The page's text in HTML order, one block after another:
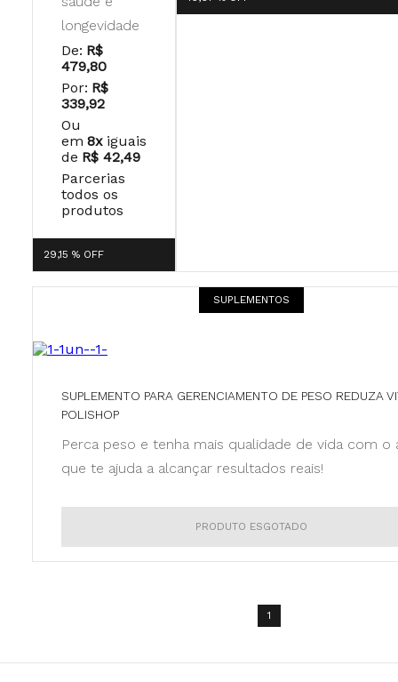
longevidade
De: R$
479,80
Por: R$
339,92
Ou
em 8x iguais
de R$ 42,49
Parcerias
todos os
produtos
29,15 % OFF
SUPLEMENTOS
SUPLEMENTO PARA GERENCIAMENTO DE PESO REDUZA
POLISHOP
Perca peso e tenha mais qualidade de vida com o
que te ajuda a alcançar resultados reais!
PRODUTO ESGOTADO
1